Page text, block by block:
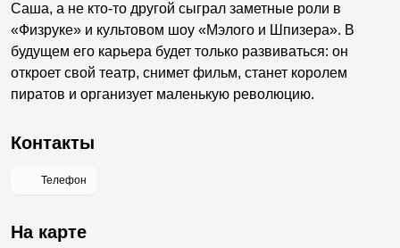
Саша, а не кто-то другой сыграл заметные роли в
«Физруке» и культовом шоу «Мэлого и Шпизера». В
будущем его карьера будет только развиваться: он
откроет свой театр, снимет фильм, станет королем
пиратов и организует маленькую революцию.
Контакты
Телефон
На карте